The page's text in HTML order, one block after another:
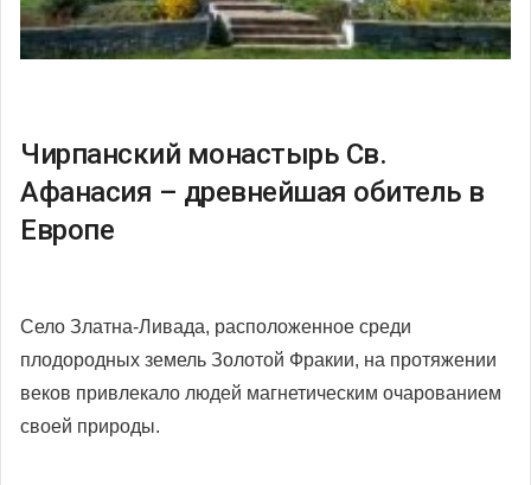
Чирпанский монастырь Св.
Афанасия – древнейшая обитель в
Европе
Село Златна-Ливада, расположенное среди
плодородных земель Золотой Фракии, на протяжении
веков привлекало людей магнетическим очарованием
своей природы.